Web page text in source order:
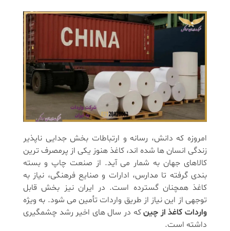
امروزه که دانش، رسانه و ارتباطات بخش جدایی ناپذیر
زندگی انسان ها شده اند، کاغذ هنوز یکی از پرمصرف ترین
کالاهای جهان به شمار می آید. از صنعت چاپ و بسته
بندی گرفته تا مدارس، ادارات و صنایع فرهنگی، نیاز به
کاغذ همچنان گسترده است. در ایران نیز بخش قابل
توجهی از این نیاز از طریق واردات تأمین می شود. به ویژه
واردات کاغذ از چینکه در سال های اخیر رشد چشمگیری
داشته است.